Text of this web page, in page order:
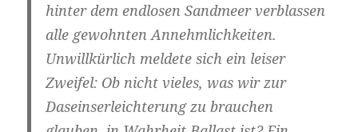
hinter dem endlosen Sandmeer verblassen
alle gewohnten Annehmlichkeiten.
Unwillkürlich meldete sich ein leiser
Zweifel: Ob nicht vieles, was wir zur
Daseinserleichterung zu brauchen